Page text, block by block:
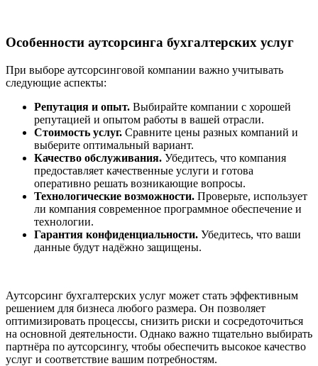
Особенности аутсорсинга бухгалтерских услуг
При выборе аутсорсинговой компании важно учитывать
следующие аспекты:
Репутация и опыт. Выбирайте компании с хорошей
репутацией и опытом работы в вашей отрасли.
Стоимость услуг. Сравните цены разных компаний и
выберите оптимальный вариант.
Качество обслуживания. Убедитесь, что компания
предоставляет качественные услуги и готова
оперативно решать возникающие вопросы.
Технологические возможности. Проверьте, использует
ли компания современное программное обеспечение и
технологии.
Гарантия конфиденциальности. Убедитесь, что ваши
данные будут надёжно защищены.
Аутсорсинг бухгалтерских услуг может стать эффективным
решением для бизнеса любого размера. Он позволяет
оптимизировать процессы, снизить риски и сосредоточиться
на основной деятельности. Однако важно тщательно выбирать
партнёра по аутсорсингу, чтобы обеспечить высокое качество
услуг и соответствие вашим потребностям.